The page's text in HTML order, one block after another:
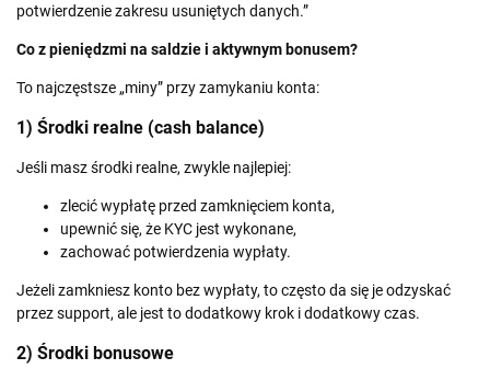
potwierdzenie zakresu usuniętych danych.”
Co z pieniędzmi na saldzie i aktywnym bonusem?
To najczęstsze „miny” przy zamykaniu konta:
1) Środki realne (cash balance)
Jeśli masz środki realne, zwykle najlepiej:
zlecić wypłatę przed zamknięciem konta,
upewnić się, że KYC jest wykonane,
zachować potwierdzenia wypłaty.
Jeżeli zamkniesz konto bez wypłaty, to często da się je odzyskać
przez support, ale jest to dodatkowy krok i dodatkowy czas.
2) Środki bonusowe